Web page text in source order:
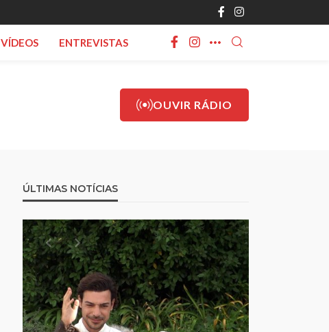
VÍDEOS ENTREVISTAS
OUVIR RÁDIO
ÚLTIMAS NOTÍCIAS